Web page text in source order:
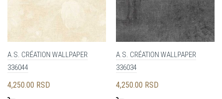
A.S. CRÉATION WALLPAPER
336044
4,250.00 RSD
A.S. CRÉATION WALLPAPER
336034
4,250.00 RSD